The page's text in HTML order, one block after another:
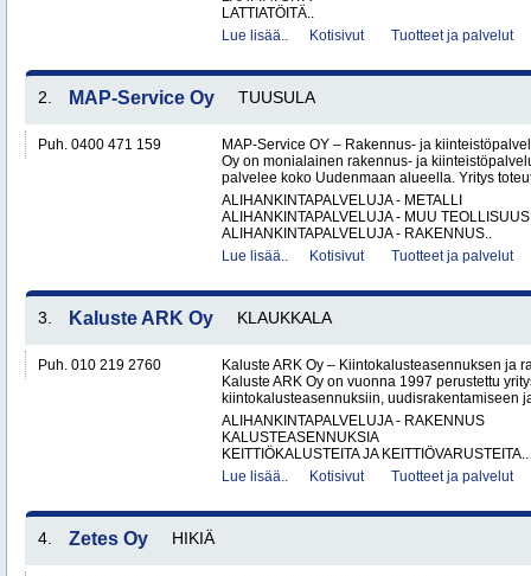
LATTIATÖITÄ..
Lue lisää..
Kotisivut Tuotteet ja palvelut
2. MAP-Service Oy TUUSULA
Puh. 0400 471 159
MAP-Service OY – Rakennus- ja
Oy on monialainen rakennus- ja
palvelee koko Uudenmaan alueella. Yritys
ALIHANKINTAPALVELUJA - METALLI
ALIHANKINTAPALVELUJA - MUU TEOLLISUUS
ALIHANKINTAPALVELUJA - RAKENNUS..
Lue lisää..
Kotisivut Tuotteet ja palvelut
3. Kaluste ARK Oy KLAUKKALA
Puh. 010 219 2760
Kaluste ARK Oy – Kiintokalusteasennuksen ja
Kaluste ARK Oy on vuonna 1997 perustettu
kiintokalusteasennuksiin, uudisrakentamiseen
ALIHANKINTAPALVELUJA - RAKENNUS
KALUSTEASENNUKSIA
KEITTIÖKALUSTEITA JA KEITTIÖVARUSTEITA..
Lue lisää..
Kotisivut Tuotteet ja palvelut
4. Zetes Oy HIKIÄ